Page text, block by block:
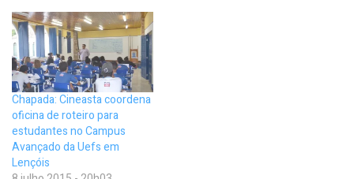
Chapada: Cineasta coordena
oficina de roteiro para
estudantes no Campus
Avançado da Uefs em
Lençóis